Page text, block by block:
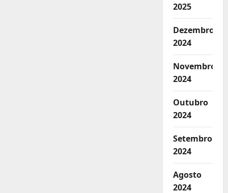
2025
Dezembro
2024
Novembro
2024
Outubro
2024
Setembro
2024
Agosto
2024